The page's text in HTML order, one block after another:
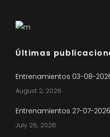
Últimas
Entrenamientos 03-08-
August 2, 2026
Entrenamientos 27-07-
July 26, 2026